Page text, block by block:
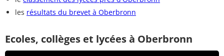
les résultats du brevet à Oberbronn
Ecoles, collèges et lycées à Oberbronn